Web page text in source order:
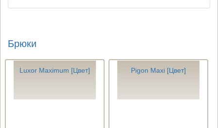
Брюки
Luxor Maximum [Цвет] Pigon Maxi [Цвет]